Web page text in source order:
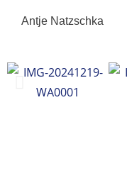
Antje Natzschka